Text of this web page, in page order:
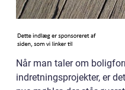
Når man taler om
indretningsprojekter, er